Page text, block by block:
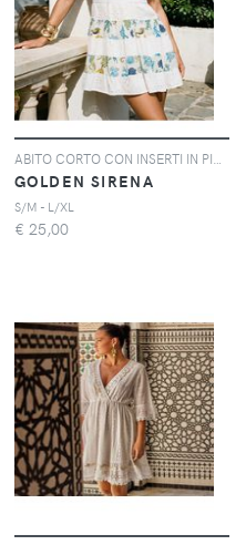
GOLDEN SIRENA
S/M - L/XL
€ 25,00